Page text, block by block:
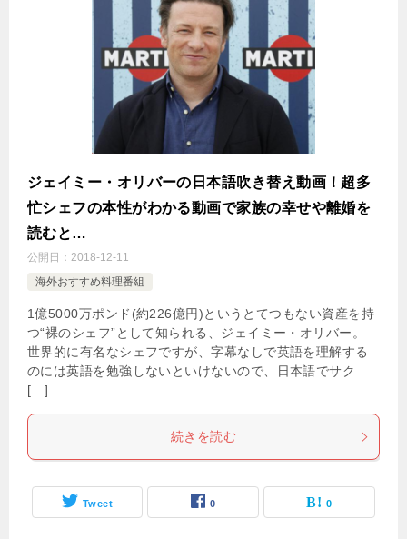
ジェイミー・オリバーの日本語吹き替え動画！超多
忙シェフの本性がわかる動画で家族の幸せや離婚を
読むと…
公開日： 2018-12-11
海外おすすめ料理番組
1億5000万ポンド(約226億円)というとてつもない資産を持
つ“裸のシェフ”として知られる、ジェイミー・オリバー。
世界的に有名なシェフですが、字幕なしで英語を理解する
のには英語を勉強しないといけないので、日本語でサク
[…]
続きを読む
Tweet 0 0